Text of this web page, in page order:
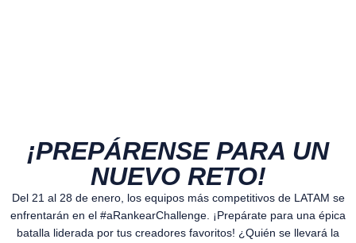
¡PREPÁRENSE PARA UN
NUEVO RETO!
Del 21 al 28 de enero, los equipos más competitivos de LATAM se
enfrentarán en el #aRankearChallenge. ¡Prepárate para una épica
batalla liderada por tus creadores favoritos! ¿Quién se llevará la